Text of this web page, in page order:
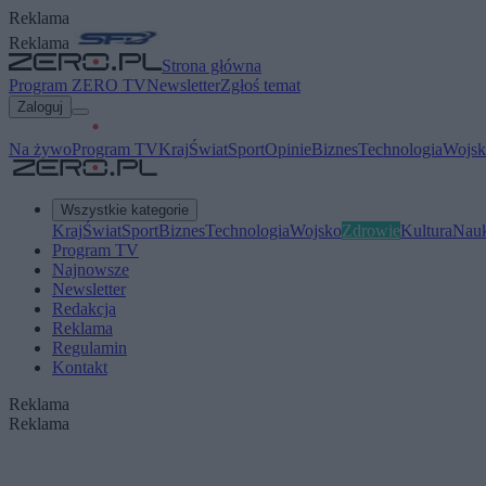
Reklama
Reklama
Strona główna
Program ZERO TVNewsletterZgłoś temat
Zaloguj
Na żywoProgram TVKrajŚwiatSportOpinieBiznesTechnologia
Wszystkie kategorie
KrajŚwiatSportBiznesTechnologiaWojskoZdrowieKultura
Program TV
Najnowsze
Newsletter
Redakcja
Reklama
Regulamin
Kontakt
Reklama
Reklama